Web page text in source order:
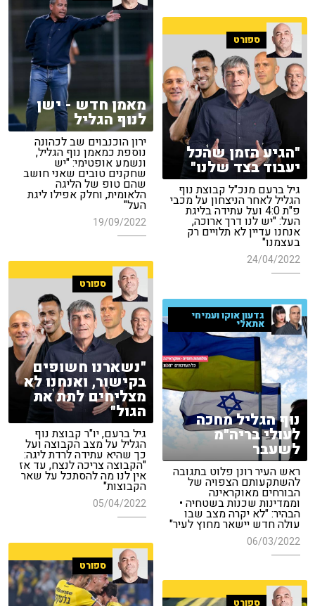
מאמן חדש - ישן
לנוף הגליל
ירון הוכנבוים שב לכהונה
נוספת כמאמן נוף הגליל,
ונשמע אופטימי: "יש
שחקנים טובים שאני חושב
שהם טופ של הליגה
הלאומית, וחלק אפילו ליגת
העל"
19/09/2022
ספורט
"הגיע הזמן שהכל
יעבוד בצד שלנו"
גיל ברעם מנכ"ל קבוצת נוף
הגליל לאחר הניצחון על מכבי
פ"ת 4:0 ועל עתידה בליגת
העל: "יש לנו דרך ארוכה,
אנחנו עדיין לא תלויים רק
בעצמנו"
24/04/2022
ספורט
"נשארנו חשופים
בקישור, ואנחנו לא
מצליחים לתת את
הגול"
גיל ברעם, יו"ר קבוצת נוף
הגליל על מצב הקבוצה ועל
כך שהיא עתידה לרדת ליגה:
"הקבוצה צריכה לנצח, עד אז
אין לנו מה להסתכל על שאר
הקבוצות"
05/04/2022
גדעון אוקו ועמיחי
אתאלי
נוף הגליל מחכה
לעולי בריה"מ
לשעבר
ראש העיר רונן פלוט בתגובה
להשתקעותם הצפויה של
הבורחים מאוקראינה
וממדינות שכנות בשטחיה •
הבהיר: "לא יקרה מצב שבו
עולה חדש יישאר מחוץ לעיר"
06/03/2022
ספורט
ספורט